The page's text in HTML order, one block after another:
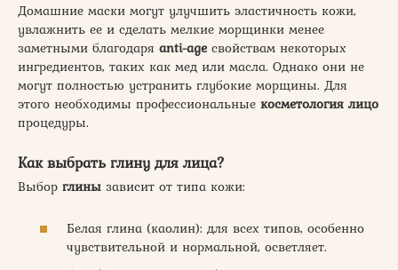
Домашние маски могут улучшить эластичность кожи,
увлажнить ее и сделать мелкие морщинки менее
заметными благодаря anti-age свойствам некоторых
ингредиентов, таких как мед или масла. Однако они не
могут полностью устранить глубокие морщины. Для
этого необходимы профессиональные косметология лицо
процедуры.
Как выбрать глину для лица?
Выбор глины зависит от типа кожи:
Белая глина (каолин): для всех типов, особенно
чувствительной и нормальной, осветляет.